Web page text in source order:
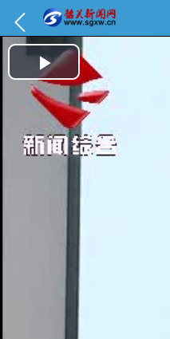
Play Video